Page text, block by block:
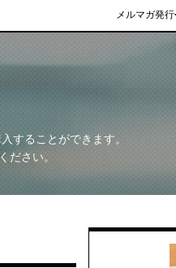
メルマガ発行
することができます。
ださい。